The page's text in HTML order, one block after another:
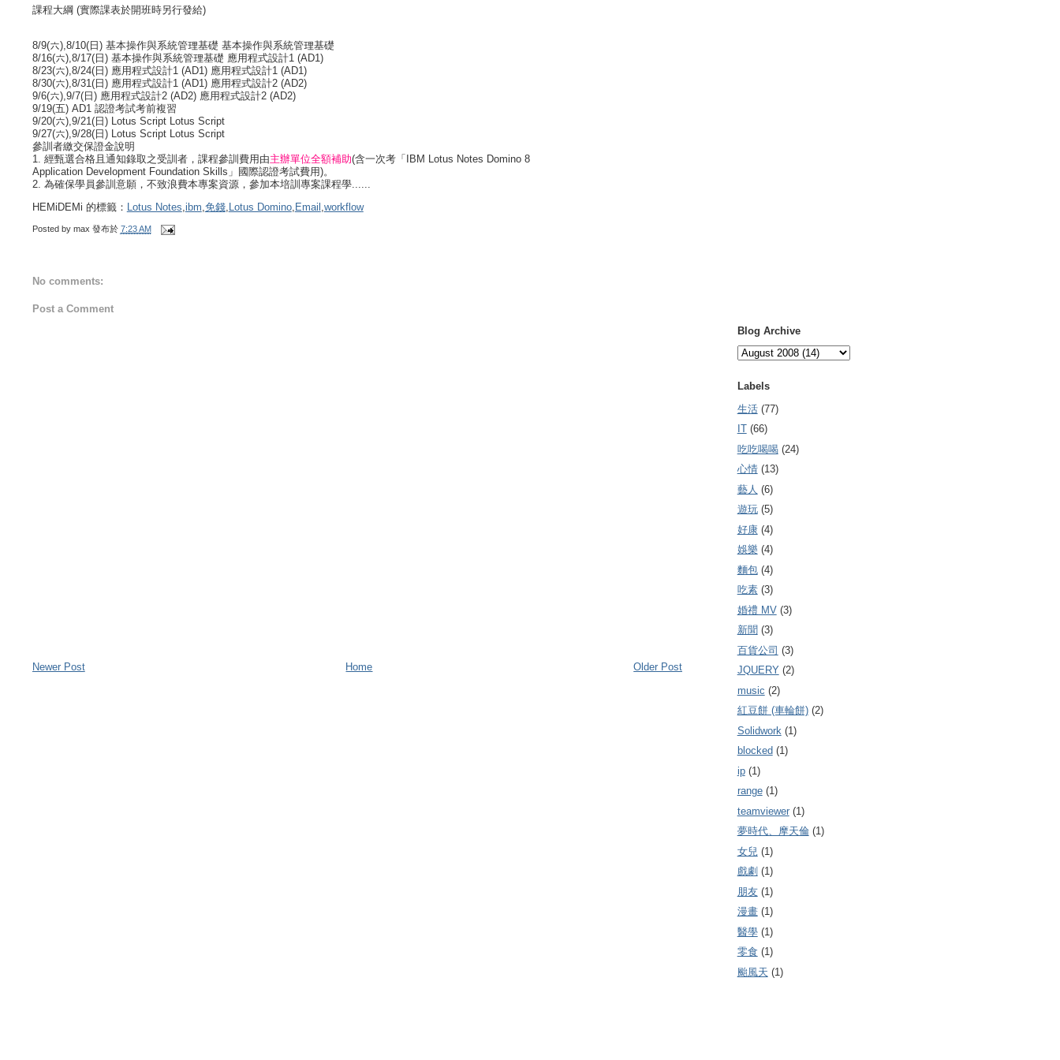
課程大綱 (實際課表於開班時另行發給)
8/9(六),8/10(日) 基本操作與系統管理基礎 基本操作與系統管理基礎
8/16(六),8/17(日) 基本操作與系統管理基礎 應用程式設計1 (AD1)
8/23(六),8/24(日) 應用程式設計1 (AD1) 應用程式設計1 (AD1)
8/30(六),8/31(日) 應用程式設計1 (AD1) 應用程式設計2 (AD2)
9/6(六),9/7(日) 應用程式設計2 (AD2) 應用程式設計2 (AD2)
9/19(五) AD1 認證考試考前複習
9/20(六),9/21(日) Lotus Script Lotus Script
9/27(六),9/28(日) Lotus Script Lotus Script
參訓者繳交保證金說明
1. 經甄選合格且通知錄取之受訓者，課程參訓費用由主辦單位全額補助(含一次考「IBM Lotus Notes Domino 8
Application Development Foundation Skills」國際認證考試費用)。
2. 為確保學員參訓意願，不致浪費本專案資源，參加本培訓專案課程學......
HEMiDEMi 的標籤： Lotus Notes,ibm,免錢, Lotus Domino, Email ,workflow
Posted by max 發布於 7:23 AM
No comments:
Post a Comment
Newer Post Older Post
Home
Blog Archive
Labels
生活 (77)
IT (66)
吃吃喝喝 (24)
心情 (13)
藝人 (6)
遊玩 (5)
好康 (4)
娛樂 (4)
麵包 (4)
吃素 (3)
婚禮 MV (3)
新聞 (3)
百貨公司 (3)
JQUERY (2)
music (2)
紅豆餅 (車輪餅) (2)
Solidwork (1)
blocked (1)
ip (1)
range (1)
teamviewer (1)
夢時代、摩天倫 (1)
女兒 (1)
戲劇 (1)
朋友 (1)
漫畫 (1)
醫學 (1)
零食 (1)
颱風天 (1)